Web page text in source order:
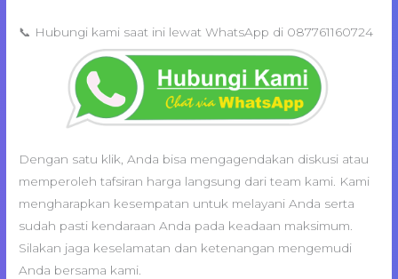
📞 Hubungi kami saat ini lewat WhatsApp di 087761160724
Dengan satu klik, Anda bisa mengagendakan diskusi atau
memperoleh tafsiran harga langsung dari team kami. Kami
mengharapkan kesempatan untuk melayani Anda serta
sudah pasti kendaraan Anda pada keadaan maksimum.
Silakan jaga keselamatan dan ketenangan mengemudi
Anda bersama kami.